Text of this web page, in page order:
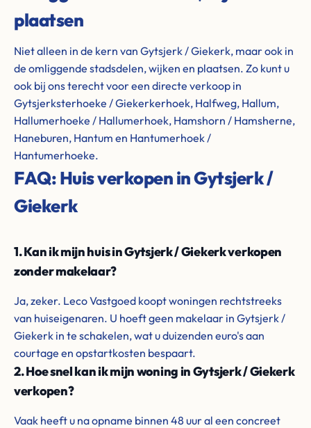
plaatsen
Niet alleen in de kern van Gytsjerk / Giekerk, maar ook in
de omliggende stadsdelen, wijken en plaatsen. Zo kunt u
ook bij ons terecht voor een directe verkoop in
Gytsjerksterhoeke / Giekerkerhoek, Halfweg, Hallum,
Hallumerhoeke / Hallumerhoek, Hamshorn / Hamsherne,
Haneburen, Hantum en Hantumerhoek /
Hantumerhoeke.
FAQ: Huis verkopen in Gytsjerk /
Giekerk
1. Kan ik mijn huis in Gytsjerk / Giekerk verkopen
zonder makelaar?
Ja, zeker. Leco Vastgoed koopt woningen rechtstreeks
van huiseigenaren. U hoeft geen makelaar in Gytsjerk /
Giekerk in te schakelen, wat u duizenden euro's aan
courtage en opstartkosten bespaart.
2. Hoe snel kan ik mijn woning in Gytsjerk / Giekerk
verkopen?
Vaak heeft u na opname binnen 48 uur al een concreet